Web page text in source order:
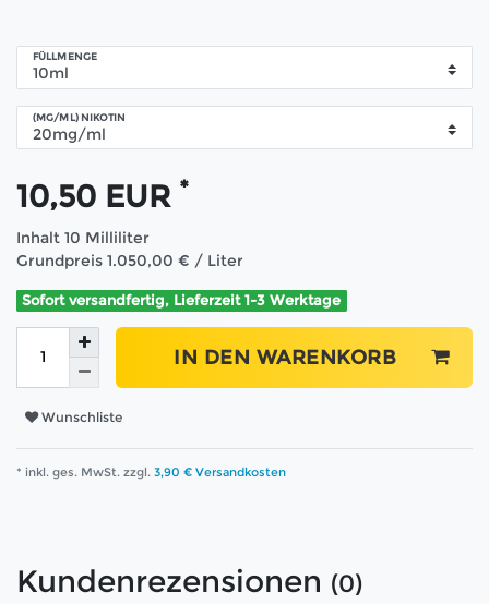
FÜLLMENGE
(MG/ML) NIKOTIN
10,50 EUR *
Inhalt 10 Milliliter
Grundpreis 1.050,00 € / Liter
Sofort versandfertig, Lieferzeit 1-3 Werktage
IN DEN WARENKORB
Wunschliste
* inkl. ges. MwSt. zzgl. 3,90 € Versandkosten
Kundenrezensionen (0)